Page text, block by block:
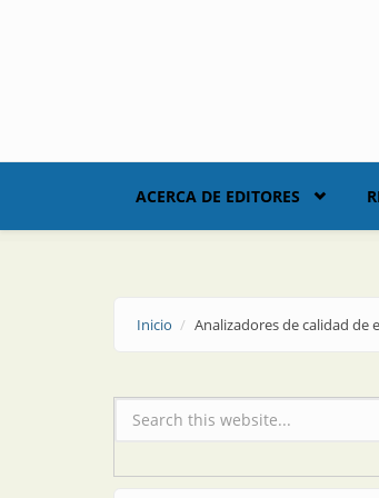
ACERCA DE EDITORES
Inicio Analizadores de calidad de
Formulario de búsqueda